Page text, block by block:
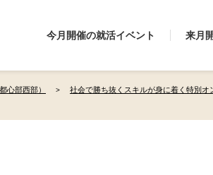
今月開催の就活イベント 来月
心部西部）
社会で勝ち抜くスキルが身に着く特別